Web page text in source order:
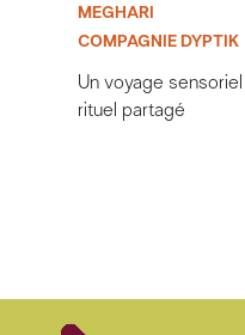
MEGHARI
COMPAGNIE DYPTIK
Un voyage
rituel partagé